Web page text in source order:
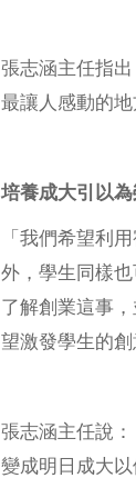
張志涵主任指
最讓人感動的
培養成大引以
「我們希望利
外，學生同樣
了解創業這事
望激發學生的
張志涵主任說
變成明日成大以